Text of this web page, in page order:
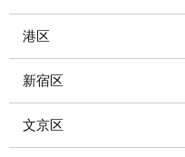
港区
新宿区
文京区